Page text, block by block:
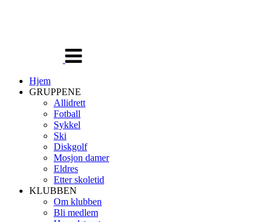
navigasjon
Hjem
GRUPPENE
Allidrett
Fotball
Sykkel
Ski
Diskgolf
Mosjon damer
Eldres
Etter skoletid
KLUBBEN
Om klubben
Bli medlem